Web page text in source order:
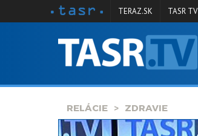
SPRAVODAJSTVO
KONTAKT
TERAZ.SK TASR TV
RELÁCIE ZDRAVIE